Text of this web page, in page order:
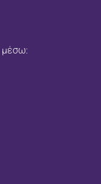
μέσω: